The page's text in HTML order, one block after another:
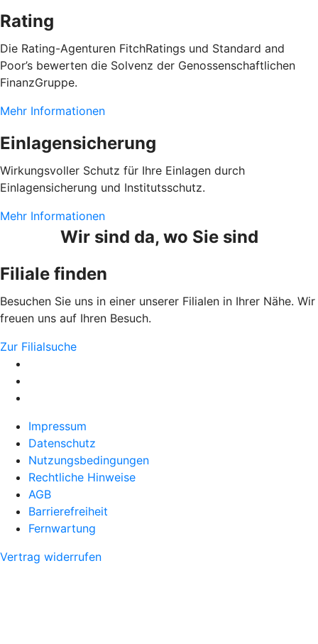
Rating
Die Rating-Agenturen FitchRatings und Standard and
Poor’s bewerten die Solvenz der Genossenschaftlichen
FinanzGruppe.
Mehr Informationen
Einlagensicherung
Wirkungsvoller Schutz für Ihre Einlagen durch
Einlagensicherung und Institutsschutz.
Mehr Informationen
Wir sind da, wo Sie sind
Filiale finden
Besuchen Sie uns in einer unserer Filialen in Ihrer Nähe. Wir
freuen uns auf Ihren Besuch.
Zur Filialsuche
Impressum
Datenschutz
Nutzungsbedingungen
Rechtliche Hinweise
AGB
Barrierefreiheit
Fernwartung
Vertrag widerrufen